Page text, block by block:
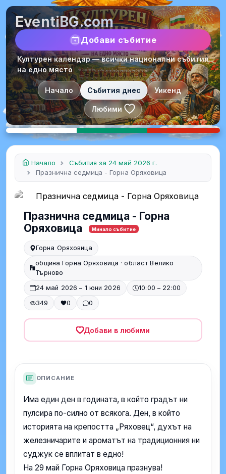
EventiBG.com
Добави събитие
Културен календар — всички национални събития
на едно място
Начало Събития днес Уикенд
Любими
Начало
Събития за 24 май 2026 г.
Празнична седмица - Горна Оряховица
Празнична седмица - Горна
Оряховица
Минало събитие
Горна Оряховица
община Горна Оряховица · област Велико
Търново
24 май 2026 – 1 юни 2026
10:00 – 22:00
349
0 0
Добави в любими
ОПИСАНИЕ
Има един ден в годината, в който градът ни
пулсира по-силно от всякога. Ден, в който
историята на крепостта „Ряховец“, духът на
железничарите и ароматът на традиционния ни
суджук се вплитат в едно!
На 29 май Горна Оряховица празнува!